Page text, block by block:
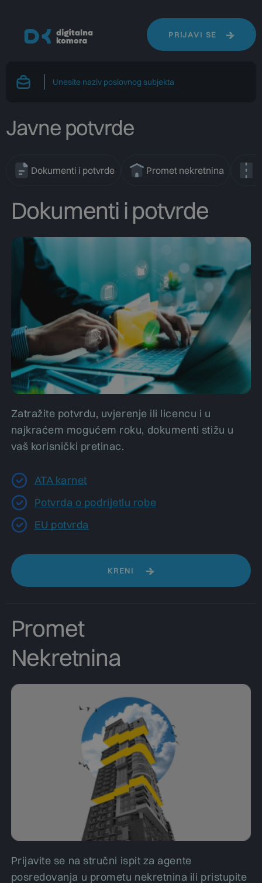
PRIJAVI SE
Javne potvrde
Dokumenti i potvrde Promet nekretnina
Dokumenti i potvrde
Zatražite potvrdu, uvjerenje ili licencu i u
najkraćem mogućem roku, dokumenti stižu u
vaš korisnički pretinac.
ATA karnet
Potvrda o podrijetlu robe
EU potvrda
KRENI
Promet
Nekretnina
Prijavite se na stručni ispit za agente
posredovanja u prometu nekretnina ili pristupite